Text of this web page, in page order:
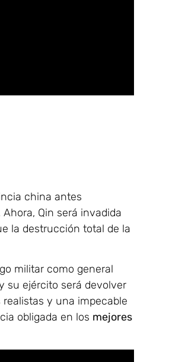
china antes
Qin será invadida
la destrucción total de la
militar como general
su ejército será devolver
y una impecable
obligada en los mejores